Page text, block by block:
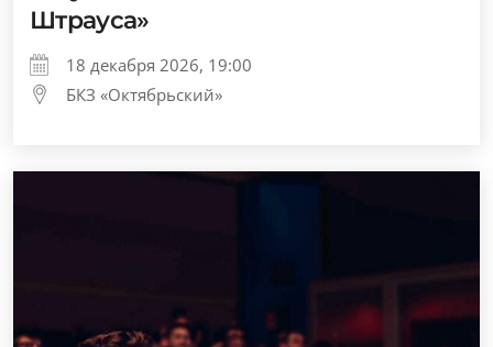
Штрауса»
18 декабря 2026, 19:00
БКЗ «Октябрьский»